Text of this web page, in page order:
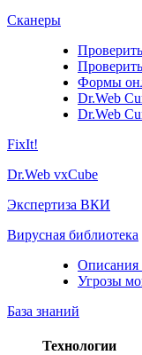
Сканеры
Формы
Dr.Web
Dr.Web
FixIt!
Dr.Web vxCube
Экспертиза ВКИ
Вирусная библиотека
Описания
Угрозы
База знаний
Технологии